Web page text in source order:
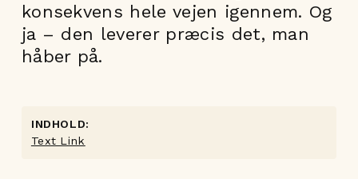
konsekvens hele vejen igennem. Og
ja – den leverer præcis det, man
håber på.
INDHOLD:
Text Link